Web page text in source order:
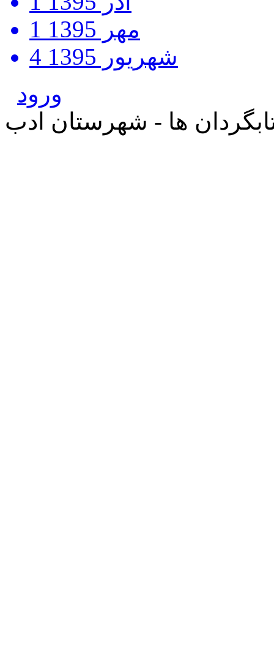
مهر 1395
1
شهریور 1395
4
ورود
ها - شهرستان ادب